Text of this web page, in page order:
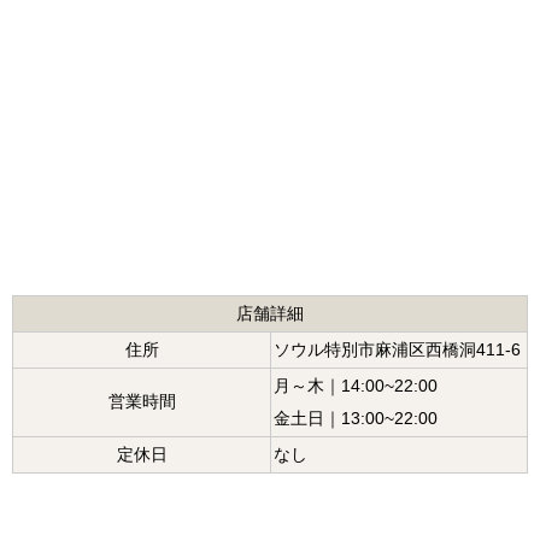
店舗詳細
住所
ソウル特別市麻浦区西橋洞411-6
営業時間
月～木｜14:00~22:00
金土日｜13:00~22:00
定休日
なし